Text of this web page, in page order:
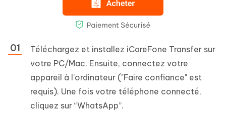
Téléchargez et installez iCareFone Transfer sur
votre PC/Mac. Ensuite, connectez votre
appareil à l’ordinateur ("Faire confiance" est
requis). Une fois votre téléphone connecté,
cliquez sur “WhatsApp”.